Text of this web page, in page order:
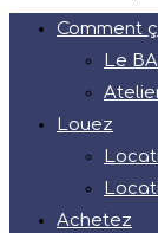
Comment
Le
Louez
Achetez